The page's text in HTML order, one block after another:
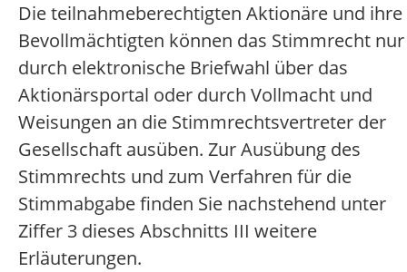
Die teilnahmeberechtigten Aktionäre und ihre
Bevollmächtigten können das Stimmrecht nur
durch elektronische Briefwahl über das
Aktionärsportal oder durch Vollmacht und
Weisungen an die Stimmrechtsvertreter der
Gesellschaft ausüben. Zur Ausübung des
Stimmrechts und zum Verfahren für die
Stimmabgabe finden Sie nachstehend unter
Ziffer 3 dieses Abschnitts III weitere
Erläuterungen.